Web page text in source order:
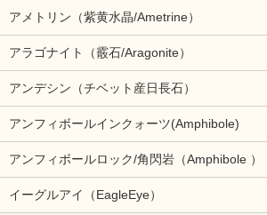
アメトリン（紫黄水晶/Ametrine）
アラゴナイト（霰石/Aragonite）
アンデシン（チベット産日長石）
アンフィボールインクォーツ(Amphibole)
アンフィボールロック/角閃岩（Amphibole ）
イーグルアイ（EagleEye）